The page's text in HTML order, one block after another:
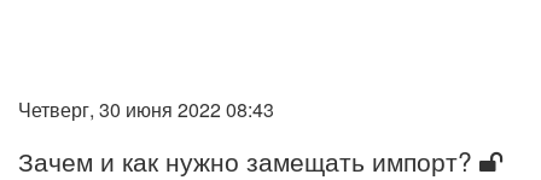
Четверг, 30 июня 2022 08:43
Зачем и как нужно замещать импорт?